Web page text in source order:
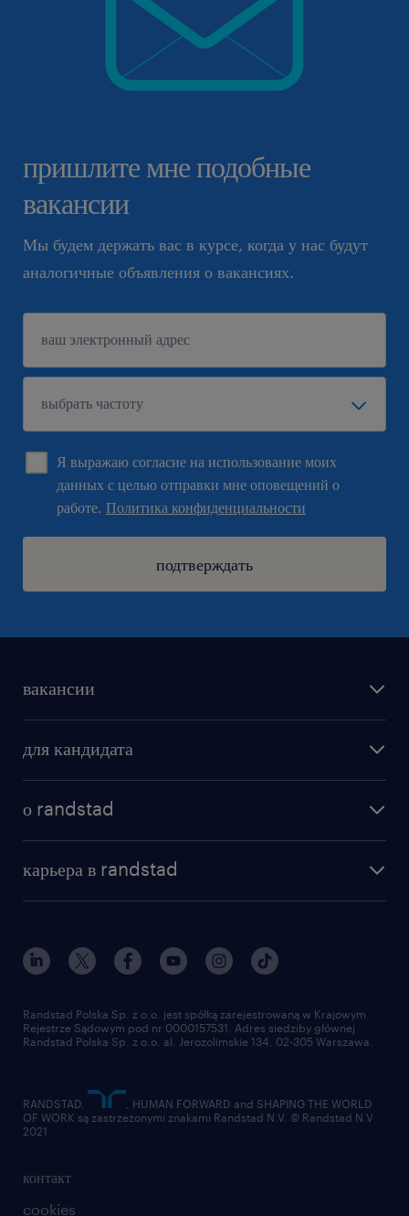
пришлите мне подобные
вакансии
Мы будем держать вас в курсе, когда у нас будут
аналогичные объявления о вакансиях.
Я выражаю согласие на использование моих
данных с целью отправки мне оповещений о
работе. Политика конфиденциальности
подтверждать
вакансии
бонусы для работников
для кандидата
о randstad
институт исследований randstad
для медиа
для поставщиков
карьера в randstad
наш мир
работа в randstad
отправить резюме
контакт
cookies
Randstad Polska Sp. z o.o. jest spółką zarejestrowaną w Krajowym
Rejestrze Sądowym pod nr 0000157531. Adres siedziby głównej
Randstad Polska Sp. z o.o. al. Jerozolimskie 134, 02-305 Warszawa.
RANDSTAD,
, HUMAN FORWARD and SHAPING THE WORLD
OF WORK są zastrzeżonymi znakami Randstad N.V. © Randstad N.V
2021